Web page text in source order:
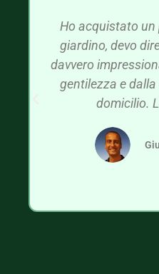
Ho acquistato
giardino, devo
davvero
gentilezza e
domicilio.